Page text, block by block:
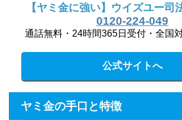
【ヤミ金に強い】ウイズユー司
0120-224-049
通話無料・24時間365日受付・全国
公式サイトへ
ヤミ金の手口と特徴